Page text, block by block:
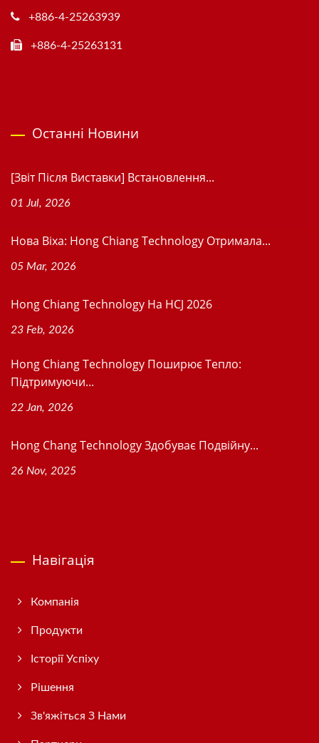
+886-4-25263939
+886-4-25263131
Останні Новини
[Звіт Після Виставки] Встановлення...
01 Jul, 2026
Нова Віхa: Hong Chiang Technology Отримала...
05 Mar, 2026
Hong Chiang Technology На HCJ 2026
23 Feb, 2026
Hong Chiang Technology Поширює Тепло:
Підтримуючи...
22 Jan, 2026
Hong Chang Technology Здобуває Подвійну...
26 Nov, 2025
Навігація
Компанія
Продукти
Історії Успіху
Рішення
Зв'яжіться З Нами